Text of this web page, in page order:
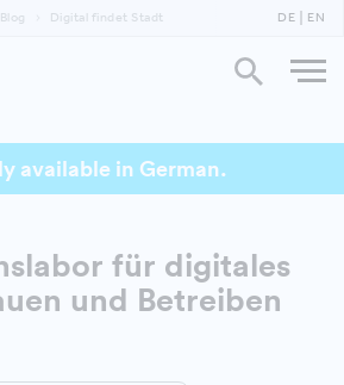
Blog Digital findet Stadt DE EN
available in German.
für digitales
und Betreiben